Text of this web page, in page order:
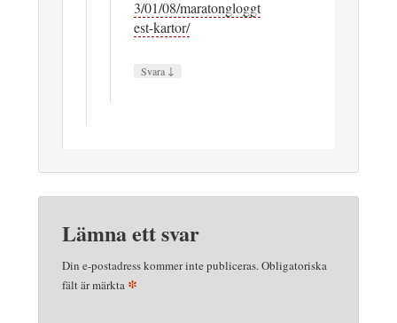
3/01/08/maratongloggt
est-kartor/
Svara ↓
Lämna ett svar
Din e-postadress kommer inte publiceras.Obligatoriska
fält är märkta *